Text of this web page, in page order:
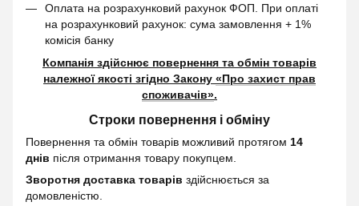
Оплата на розрахунковий рахунок ФОП. При оплаті
на розрахунковий рахунок: сума замовлення + 1%
комісія банку
Компанія здійснює повернення та обмін товарів
належної якості згідно Закону «Про захист прав
споживачів».
Строки повернення і обміну
Повернення та обмін товарів можливий протягом 14
днів після отримання товару покупцем.
Зворотня доставка товарів здійснюється за
домовленістю.